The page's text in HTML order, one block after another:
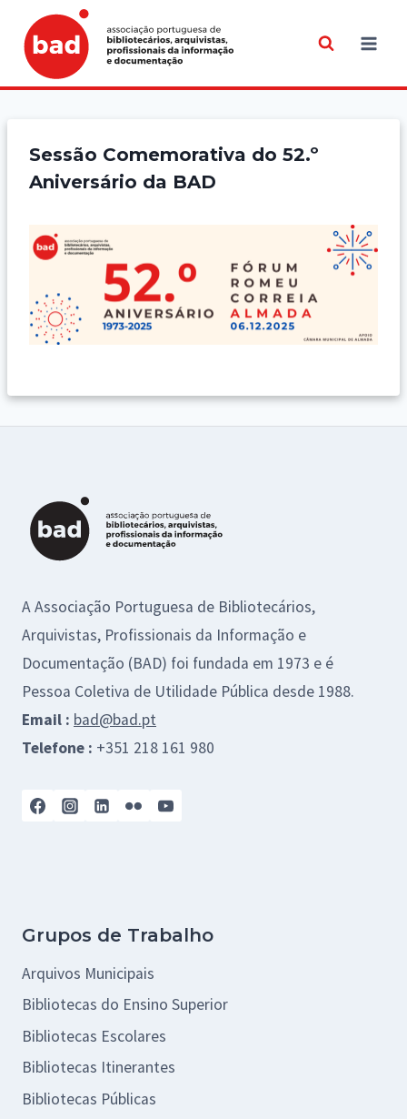
content
Sessão Comemorativa do 52.º
Aniversário da BAD
A Associação Portuguesa de Bibliotecários,
Arquivistas, Profissionais da Informação e
Documentação (BAD) foi fundada em 1973 e é
Pessoa Coletiva de Utilidade Pública desde 1988.
Email : bad@bad.pt
Telefone : +351 218 161 980
Grupos de Trabalho
Arquivos Municipais
Bibliotecas do Ensino Superior
Bibliotecas Escolares
Bibliotecas Itinerantes
Bibliotecas Públicas